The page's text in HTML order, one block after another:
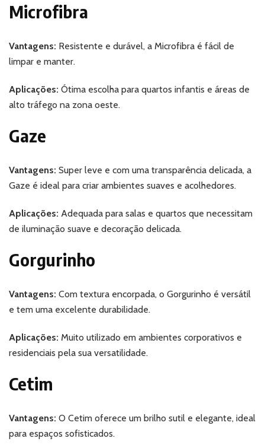
Microfibra
Vantagens: Resistente e durável, a Microfibra é fácil de
limpar e manter.
Aplicações: Ótima escolha para quartos infantis e áreas de
alto tráfego na zona oeste.
Gaze
Vantagens: Super leve e com uma transparência delicada, a
Gaze é ideal para criar ambientes suaves e acolhedores.
Aplicações: Adequada para salas e quartos que necessitam
de iluminação suave e decoração delicada.
Gorgurinho
Vantagens: Com textura encorpada, o Gorgurinho é versátil
e tem uma excelente durabilidade.
Aplicações: Muito utilizado em ambientes corporativos e
residenciais pela sua versatilidade.
Cetim
Vantagens: O Cetim oferece um brilho sutil e elegante, ideal
para espaços sofisticados.